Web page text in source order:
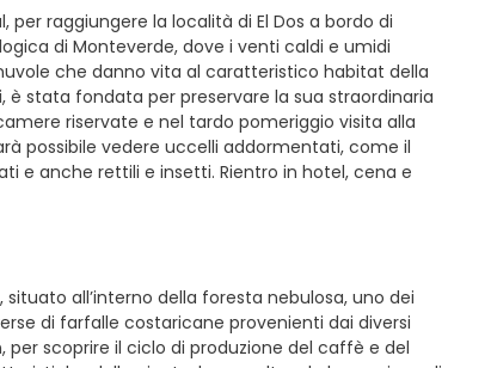
raggiungere la località di El Dos a bordo di
di Monteverde, dove i venti caldi e umidi
che danno vita al caratteristico habitat della
stata fondata per preservare la sua straordinaria
riservate e nel tardo pomeriggio visita alla
possibile vedere uccelli addormentati, come il
e anche rettili e insetti. Rientro in hotel, cena e
all’interno della foresta nebulosa, uno dei
di farfalle costaricane provenienti dai diversi
scoprire il ciclo di produzione del caffè e del